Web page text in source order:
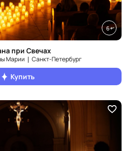
6+
при Свечах
Марии ❘ Санкт‑Петербург
Купить